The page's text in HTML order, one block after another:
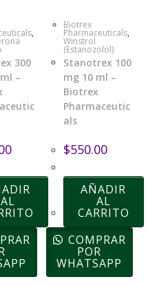
,
300
–
AL
Biotrex
Pharmaceuticals,
Winstrol
(Estanozolol)
Stanotrex 100
mg 10 ml –
Biotrex
Pharmaceutic
als
$550.00
AÑADIR
AL
CARRITO
COMPRAR
POR
WHATSAPP